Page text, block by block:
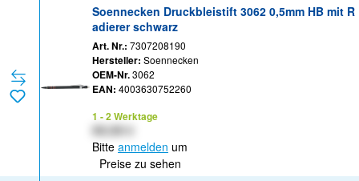
Soennecken Druckbleistift 3062 0,5mm HB mit R
adierer schwarz
Art. Nr.: 7307208190
Hersteller: Soennecken
OEM-Nr.3062
EAN: 4003630752260
1 - 2 Werktage
Bitte anmelden um
Preise zu sehen